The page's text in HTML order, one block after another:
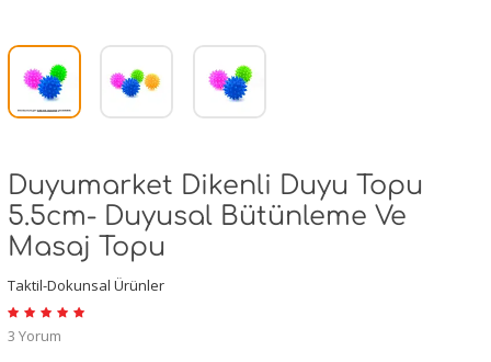
Duyumarket Dikenli Duyu Topu
5.5cm- Duyusal Bütünleme Ve
Masaj Topu
Taktil-Dokunsal Ürünler
3 Yorum